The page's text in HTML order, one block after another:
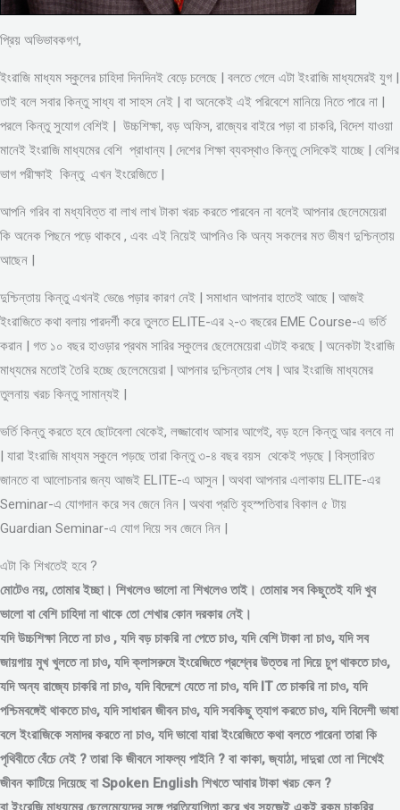
প্রিয় অভিভাবকগণ,
ইংরাজি মাধ্যম স্কুলের চাহিদা দিনদিনই বেড়ে চলেছে | বলতে গেলে এটা ইংরাজি মাধ্যমেরই যুগ |
তাই বলে সবার কিন্তু সাধ্য বা সাহস নেই | বা অনেকেই এই পরিবেশে মানিয়ে নিতে পারে না |
পরলে কিন্তু সুযোগ বেশিই | উচ্চশিক্ষা, বড় অফিস, রাজ্যের বাইরে পড়া বা চাকরি, বিদেশ যাওয়া
মানেই ইংরাজি মাধ্যমের বেশি প্রাধান্য | দেশের শিক্ষা ব্যবস্থাও কিন্তু সেদিকেই যাচ্ছে | বেশির
ভাগ পরীক্ষাই কিন্তু এখন ইংরেজিতে |
আপনি গরিব বা মধ্যবিত্ত বা লাখ লাখ টাকা খরচ করতে পারবেন না বলেই আপনার ছেলেমেয়েরা
কি অনেক পিছনে পড়ে থাকবে , এবং এই নিয়েই আপনিও কি অন্য সকলের মত ভীষণ দুশ্চিন্তায়
আছেন |
দুশ্চিন্তায় কিন্তু এখনই ভেঙে পড়ার কারণ নেই | সমাধান আপনার হাতেই আছে | আজই
ইংরাজিতে কথা বলায় পারদর্শী করে তুলতে ELITE-এর ২-৩ বছরের EME Course-এ ভর্তি
করান | গত ১০ বছর হাওড়ার প্রথম সারির স্কুলের ছেলেমেয়েরা এটাই করছে | অনেকটা ইংরাজি
মাধ্যমের মতোই তৈরি হচ্ছে ছেলেমেয়েরা | আপনার দুশ্চিন্তার শেষ | আর ইংরাজি মাধ্যমের
তুলনায় খরচ কিন্তু সামান্যই |
ভর্তি কিন্তু করতে হবে ছোটবেলা থেকেই, লজ্জাবোধ আসার আগেই, বড় হলে কিন্তু আর বলবে না
| যারা ইংরাজি মাধ্যম স্কুলে পড়ছে তারা কিন্তু ৩-৪ বছর বয়স থেকেই পড়ছে | বিস্তারিত
জানতে বা আলোচনার জন্য আজই ELITE-এ আসুন | অথবা আপনার এলাকায় ELITE-এর
Seminar-এ যোগদান করে সব জেনে নিন | অথবা প্রতি বৃহস্পতিবার বিকাল ৫ টায়
Guardian Seminar-এ যোগ দিয়ে সব জেনে নিন |
এটা কি শিখতেই হবে ?
মোটেও নয়, তোমার ইচ্ছা। শিখলেও ভালো না শিখলেও তাই। তোমার সব কিছুতেই যদি খুব
ভালো বা বেশি চাহিদা না থাকে তো শেখার কোন দরকার নেই।
যদি উচ্চশিক্ষা নিতে না চাও , যদি বড় চাকরি না পেতে চাও, যদি বেশি টাকা না চাও, যদি সব
জায়গায় মুখ খুলতে না চাও, যদি ক্লাসরুমে ইংরেজিতে প্রশ্নের উত্তর না দিয়ে চুপ থাকতে চাও,
যদি অন্য রাজ্যে চাকরি না চাও, যদি বিদেশে যেতে না চাও, যদি IT তে চাকরি না চাও, যদি
পশ্চিমবঙ্গেই থাকতে চাও, যদি সাধারন জীবন চাও, যদি সবকিছু ত্যাগ করতে চাও, যদি বিদেশী ভাষা
বলে ইংরাজিকে সমাদর করতে না চাও, যদি ভাবো যারা ইংরেজিতে কথা বলতে পারেনা তারা কি
পৃথিবীতে বেঁচে নেই ? তারা কি জীবনে সাফল্য পাইনি ? বা কাকা, জ্যাঠা, দাদুরা তো না শিখেই
জীবন কাটিয়ে দিয়েছে বা Spoken English শিখতে আবার টাকা খরচ কেন ?